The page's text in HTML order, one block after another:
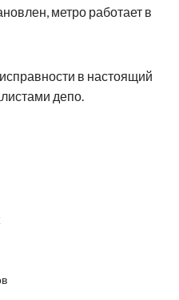
метро работает в
в настоящий
депо.